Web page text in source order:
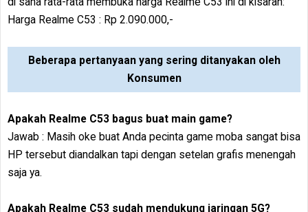
Harga Realme C53 : Rp 2.090.000,-
Beberapa pertanyaan yang sering ditanyakan oleh
Konsumen
Apakah Realme C53 bagus buat main game?
Jawab : Masih oke buat Anda pecinta game moba sangat bisa
HP tersebut diandalkan tapi dengan setelan grafis menengah
saja ya.
Apakah Realme C53 sudah mendukung jaringan 5G?